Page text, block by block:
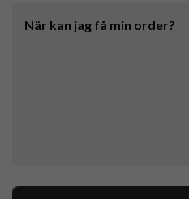
När kan jag få min order?